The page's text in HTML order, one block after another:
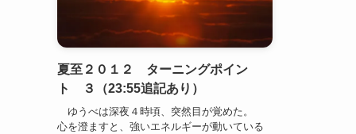
夏至２０１２ ターニングポイン
ト ３（23:55追記あり）
ゆうべは深夜４時頃、突然目が覚めた。
心を澄ますと、強いエネルギーが動いている